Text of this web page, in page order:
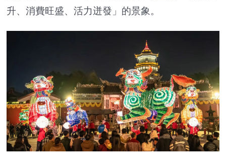
升、消費旺盛、活力迸發」的景象。